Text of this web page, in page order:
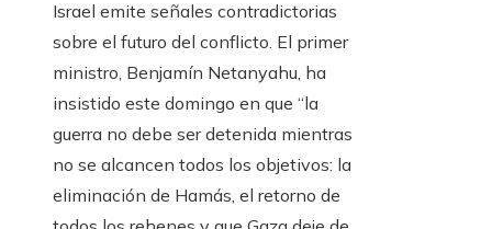
Israel emite señales contradictorias
sobre el futuro del conflicto. El primer
ministro, Benjamín Netanyahu, ha
insistido este domingo en que “la
guerra no debe ser detenida mientras
no se alcancen todos los objetivos: la
eliminación de Hamás, el retorno de